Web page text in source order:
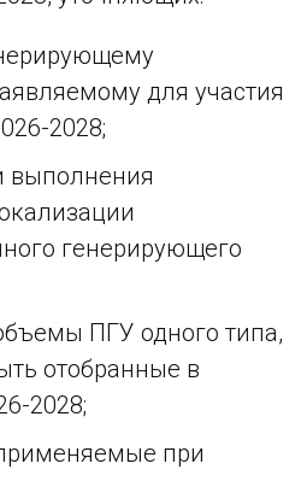
для участия
2028;
выполнения
генерирующего
ПГУ одного типа,
отобранные в
2028;
при